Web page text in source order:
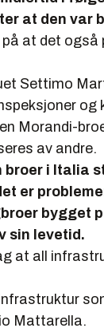
at den var
at det også
Settimo
og
Morandi-
av andre.
broer i Italia
er
bygget
sin levetid.
at all
Mattarella.